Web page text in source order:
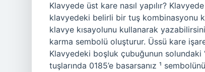
Klavyede üst kare nasıl yapılır?
klavyedeki belirli bir tuş kombinasyonu
klavye kısayolunu kullanarak
karma sembolü oluşturur. Üssü kare
Klavyedeki boşluk çubuğunun solundaki
tuşlarında 0185’e basarsanız ¹